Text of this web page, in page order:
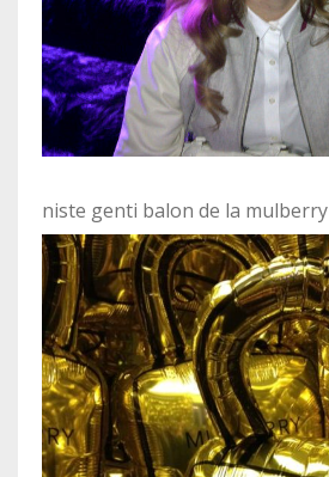
niste genti balon de la mulberry